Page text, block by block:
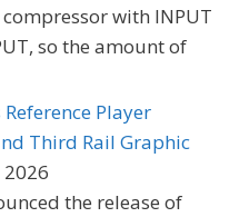
with INPUT
so the amount of
Player
Third Rail Graphic
the release of